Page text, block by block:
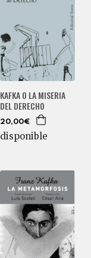
KAFKA O LA MISERIA
DEL DERECHO
20,00€
disponible